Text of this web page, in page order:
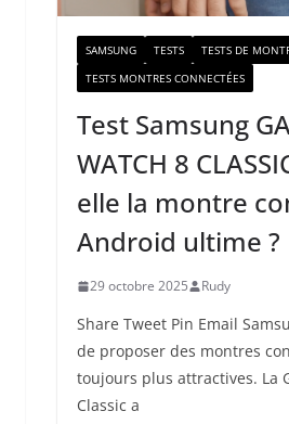
i
SAMSUNG TESTS
TESTS DE
TESTS MONTRES CONNECTÉES
Test Samsung
WATCH 8
elle la montre
Android ultime ?
29 octobre 2025 Rudy
Share Tweet Pin Email
de proposer des montres
toujours plus attractives. La
Classic a